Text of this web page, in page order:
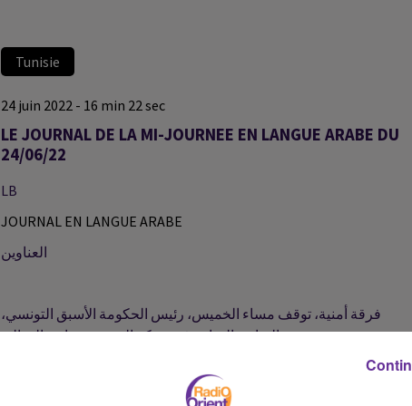
Tunisie
24 juin 2022 - 16 min 22 sec
LE JOURNAL DE LA MI-JOURNEE EN LANGUE ARABE DU
24/06/22
LB
JOURNAL EN LANGUE ARABE
العناوين
فرقة أمنية، توقف مساء الخميس، رئيس الحكومة الأسبق التونسي،
والقيادي السابق في حركة النهضة، حمادي الجبالي...
خبراء في العلوم الفلاحية يؤكدون في الجزائر العاصمة، على ضرورة